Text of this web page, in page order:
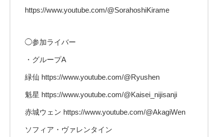
https://www.youtube.com/@SorahoshiKirame
◯参加ライバー
・グループA
緑仙 https://www.youtube.com/@Ryushen
魁星 https://www.youtube.com/@Kaisei_nijisanji
赤城ウェン https://www.youtube.com/@AkagiWen
ソフィア・ヴァレンタイン